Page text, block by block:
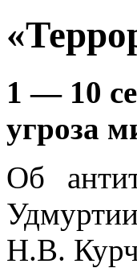
1 — 10
угроза
Об
Н.В.